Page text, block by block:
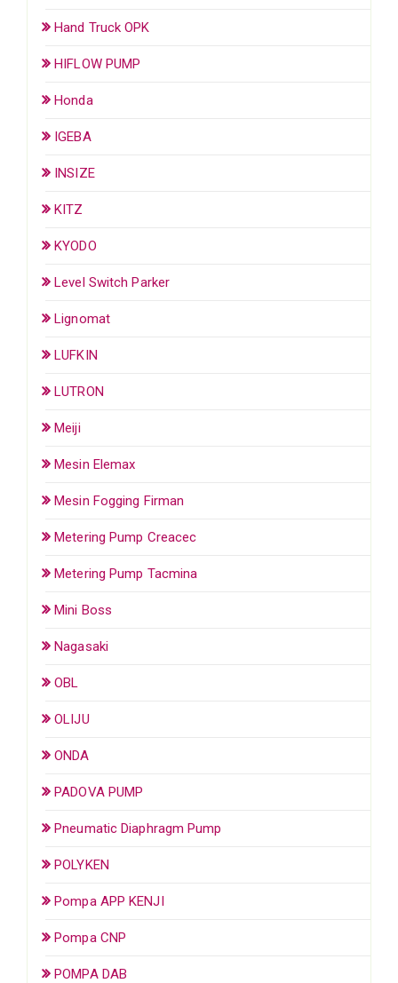
Hand Truck OPK
HIFLOW PUMP
Honda
IGEBA
INSIZE
KITZ
KYODO
Level Switch Parker
Lignomat
LUFKIN
LUTRON
Meiji
Mesin Elemax
Mesin Fogging Firman
Metering Pump Creacec
Metering Pump Tacmina
Mini Boss
Nagasaki
OBL
OLIJU
ONDA
PADOVA PUMP
Pneumatic Diaphragm Pump
POLYKEN
Pompa APP KENJI
Pompa CNP
POMPA DAB